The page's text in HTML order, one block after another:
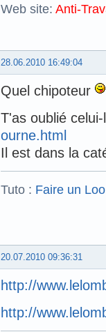
Web site: Anti-
28.06.2010 16:49:04
Quel chipoteur
T'as oublié
ourne.html
Il est dans la
Tuto : Faire un
20.07.2010 09:36:31
http://
http://